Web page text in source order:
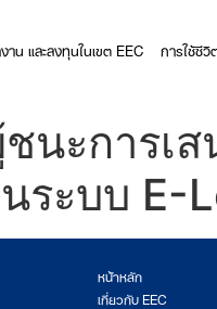
าน และลงทุนในเขต EEC การใช้ชีวิ
นะการเ
ระบบ E-
หน้าหลัก
เกี่ยวกับ EEC